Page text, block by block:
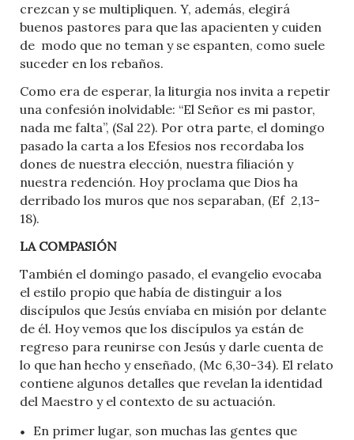
crezcan y se multipliquen. Y, además, elegirá
buenos pastores para que las apacienten y cuiden
de modo que no teman y se espanten, como suele
suceder en los rebaños.
Como era de esperar, la liturgia nos invita a repetir
una confesión inolvidable: “El Señor es mi pastor,
nada me falta”, (Sal 22). Por otra parte, el domingo
pasado la carta a los Efesios nos recordaba los
dones de nuestra elección, nuestra filiación y
nuestra redención. Hoy proclama que Dios ha
derribado los muros que nos separaban, (Ef 2,13-
18).
LA COMPASIÓN
También el domingo pasado, el evangelio evocaba
el estilo propio que había de distinguir a los
discípulos que Jesús envíaba en misión por delante
de él. Hoy vemos que los discípulos ya están de
regreso para reunirse con Jesús y darle cuenta de
lo que han hecho y enseñado, (Mc 6,30-34). El relato
contiene algunos detalles que revelan la identidad
del Maestro y el contexto de su actuación.
En primer lugar, son muchas las gentes que